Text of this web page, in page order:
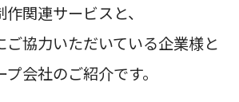
作関連サービスと、
ご協力いただいている企業様と
プ会社のご紹介です。